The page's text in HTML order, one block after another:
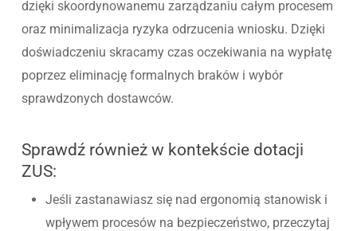
dzięki skoordynowanemu zarządzaniu całym procesem
oraz minimalizacja ryzyka odrzucenia wniosku. Dzięki
doświadczeniu skracamy czas oczekiwania na wypłatę
poprzez eliminację formalnych braków i wybór
sprawdzonych dostawców.
Sprawdź również w kontekście dotacji
ZUS:
Jeśli zastanawiasz się nad ergonomią stanowisk i
wpływem procesów na bezpieczeństwo, przeczytaj